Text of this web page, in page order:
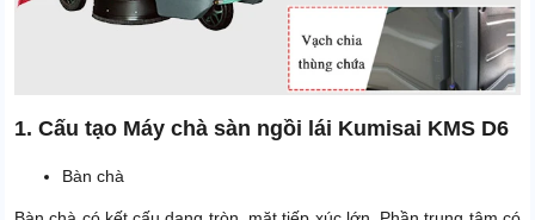
1. Cấu tạo Máy chà sàn ngồi lái Kumisai KMS D6
Bàn chà